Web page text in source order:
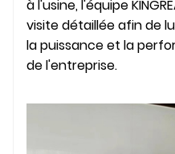
à l'usine, l'équipe
visite détaillée afin de
la puissance et la
de l'entreprise.